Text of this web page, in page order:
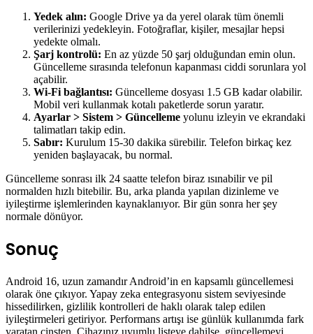
Yedek alın: Google Drive ya da yerel olarak tüm önemli
verilerinizi yedekleyin. Fotoğraflar, kişiler, mesajlar hepsi
yedekte olmalı.
Şarj kontrolü: En az yüzde 50 şarj olduğundan emin olun.
Güncelleme sırasında telefonun kapanması ciddi sorunlara yol
açabilir.
Wi-Fi bağlantısı: Güncelleme dosyası 1.5 GB kadar olabilir.
Mobil veri kullanmak kotalı paketlerde sorun yaratır.
Ayarlar > Sistem > Güncelleme yolunu izleyin ve ekrandaki
talimatları takip edin.
Sabır: Kurulum 15-30 dakika sürebilir. Telefon birkaç kez
yeniden başlayacak, bu normal.
Güncelleme sonrası ilk 24 saatte telefon biraz ısınabilir ve pil
normalden hızlı bitebilir. Bu, arka planda yapılan dizinleme ve
iyileştirme işlemlerinden kaynaklanıyor. Bir gün sonra her şey
normale dönüyor.
Sonuç
Android 16, uzun zamandır Android’in en kapsamlı güncellemesi
olarak öne çıkıyor. Yapay zeka entegrasyonu sistem seviyesinde
hissedilirken, gizlilik kontrolleri de haklı olarak talep edilen
iyileştirmeleri getiriyor. Performans artışı ise günlük kullanımda fark
yaratan cinsten. Cihazınız uyumlu listeye dahilse, güncellemeyi